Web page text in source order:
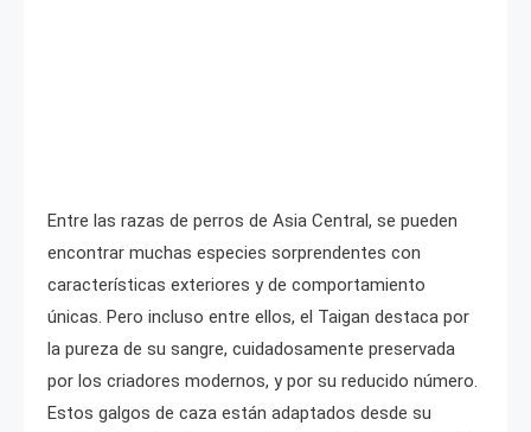
Entre las razas de perros de Asia Central, se pueden
encontrar muchas especies sorprendentes con
características exteriores y de comportamiento
únicas. Pero incluso entre ellos, el Taigan destaca por
la pureza de su sangre, cuidadosamente preservada
por los criadores modernos, y por su reducido número.
Estos galgos de caza están adaptados desde su